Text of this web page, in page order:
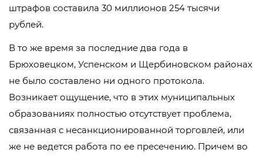
штрафов составила 30 миллионов 254 тысячи
рублей.
В то же время за последние два года в
Брюховецком, Успенском и Щербиновском районах
не было составлено ни одного протокола.
Возникает ощущение, что в этих муниципальных
образованиях полностью отсутствует проблема,
связанная с несанкционированной торговлей, или
же не ведется работа по ее пресечению. Причем во